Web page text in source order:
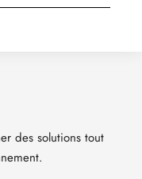
des solutions tout